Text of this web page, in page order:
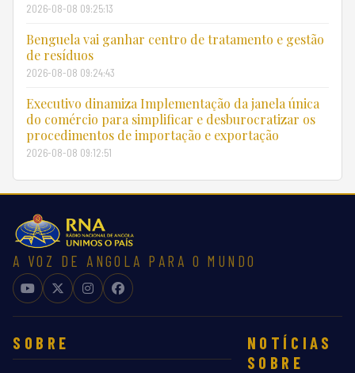
2026-08-08 09:25:13
Benguela vai ganhar centro de tratamento e gestão
de resíduos
2026-08-08 09:24:43
Executivo dinamiza Implementação da janela única
do comércio para simplificar e desburocratizar os
procedimentos de importação e exportação
2026-08-08 09:12:51
A VOZ DE ANGOLA PARA O MUNDO
SOBRE
NOTÍCIAS
SOBRE